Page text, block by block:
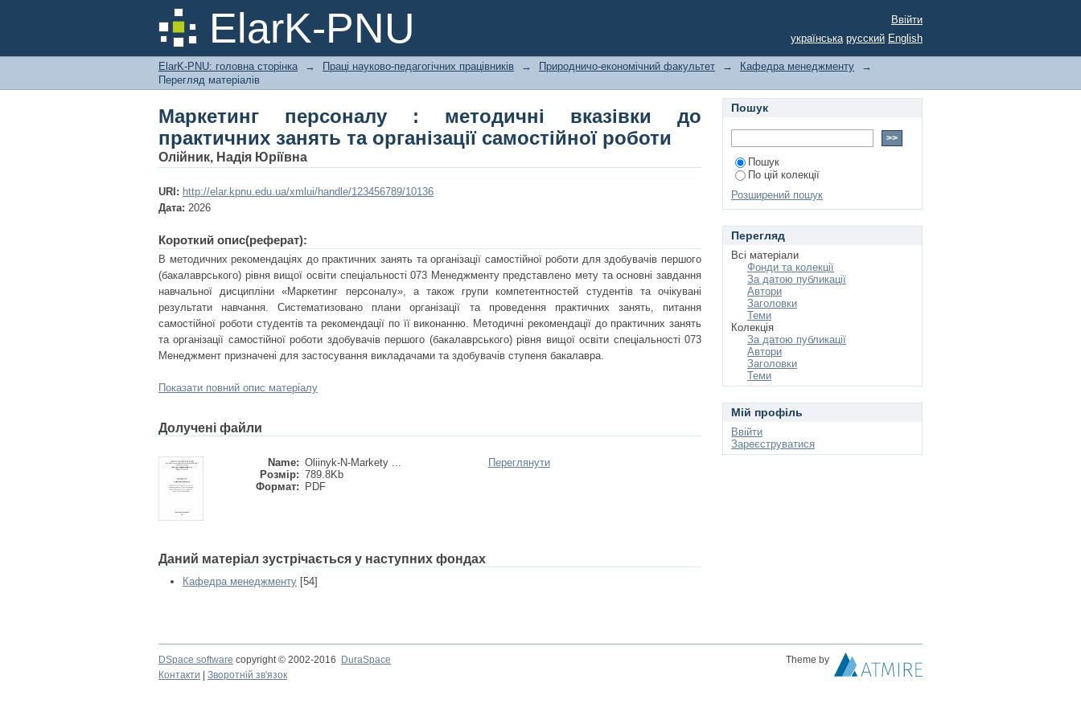
ElarK-PNU
Маркетинг персоналу : методичні вказівки до практичних занять та
організації самостійної роботи
Ввійти
українська русский English
ElarK-PNU: головна сторінка → Праці науково-педагогічних працівників → Природничо-економічний факультет → Кафедра менеджменту
→
Перегляд матеріалів
Маркетинг персоналу : методичні вказівки до
практичних занять та організації самостійної роботи
Олійник, Надія Юріївна
URI: http://elar.kpnu.edu.ua/xmlui/handle/123456789/10136
Дата: 2026
Короткий опис(реферат):
В методичних рекомендаціях до практичних занять та організації самостійної роботи для здобувачів першого
(бакалаврського) рівня вищої освіти спеціальності 073 Менеджменту представлено мету та основні завдання
навчальної дисципліни «Маркетинг персоналу», а також групи компетентностей студентів та очікувані
результати навчання. Систематизовано плани організації та проведення практичних занять, питання
самостійної роботи студентів та рекомендації по її виконанню. Методичні рекомендації до практичних занять
та організації самостійної роботи здобувачів першого (бакалаврського) рівня вищої освіти спеціальності 073
Менеджмент призначені для застосування викладачами та здобувачів ступеня бакалавра.
Показати повний опис матеріалу
Долучені файли
Name: Oliinyk-N-Markety ...
Розмір: 789.8Kb
Формат:
PDF
Переглянути
Даний матеріал зустрічається у наступних фондах
Кафедра менеджменту [54]
Пошук
Пошук
По цій колекції
Розширений пошук
Перегляд
Всі матеріали
Фонди та колекції
За датою публикації
Автори
Заголовки
Теми
Колекція
За датою публикації
Автори
Заголовки
Теми
Мій профіль
Ввійти
Зареєструватися
DSpace software copyright © 2002-2016 DuraSpace
Theme by
Контакти
Зворотній зв'язок